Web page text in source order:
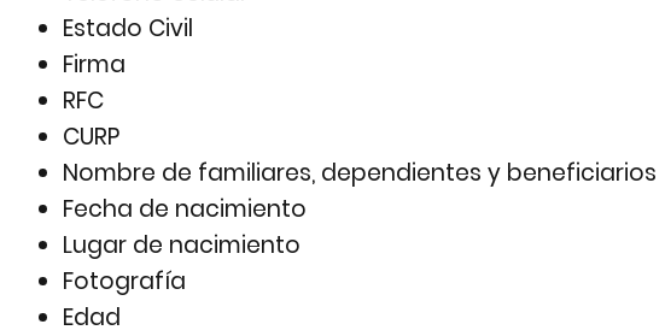
Estado Civil
Firma
RFC
CURP
Nombre de familiares, dependientes y beneficiarios
Fecha de nacimiento
Lugar de nacimiento
Fotografía
Edad